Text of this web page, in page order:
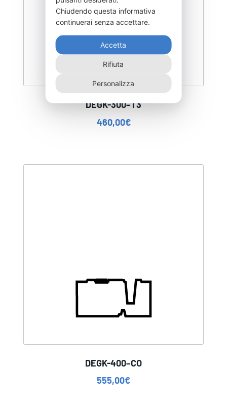
DEGK-300–T3
460,00€
DEGK-400–CO
555,00€
Chiudendo questa informativa
continuerai senza accettare.
Accetta
Rifiuta
Personalizza